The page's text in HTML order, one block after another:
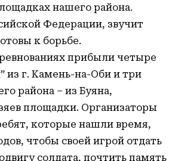
нашего района.
Федерации, звучит
к борьбе.
прибыли четыре
из г. Камень-на-Оби и три
района – из Буяна,
площадки. Организаторы
которые нашли время,
чтобы своей игрой отдать
солдата, почтить память